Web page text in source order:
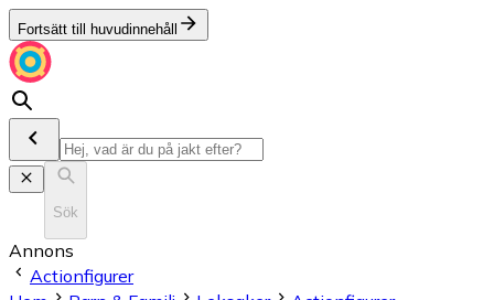
Fortsätt till huvudinnehåll
Sök
Annons
Actionfigurer